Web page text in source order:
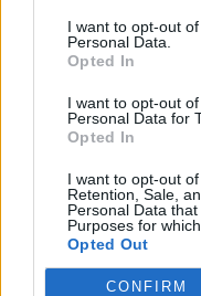
I want to opt-out
Personal Data.
Opted In
I want to opt-out
Personal Data for
Opted In
I want to opt-out
Retention, Sale,
Personal Data
Purposes for
Opted Out
CONFIRM
Výška:
Pre tento
Pre pridanie